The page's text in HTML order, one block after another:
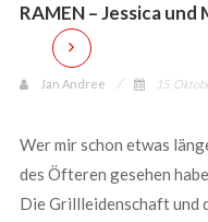
RAMEN – Jessica
Jan Andree 15.
Wer mir schon etwas
des Öfteren gesehen
Die Grillleidenschaft und